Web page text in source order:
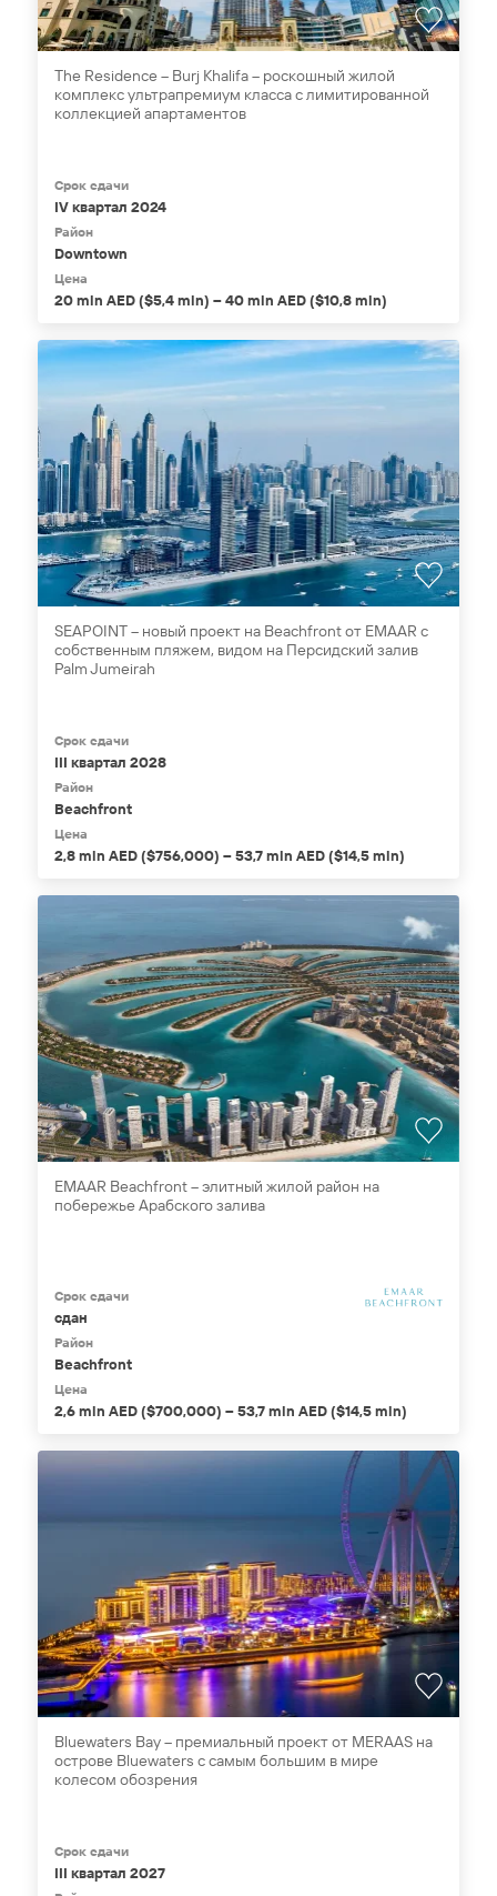
The Residence – Burj Khalifa – роскошный жилой
комплекс ультрапремиум класса с лимитированной
коллекцией апартаментов
Срок сдачи
IV квартал 2024
Район
Downtown
Цена
20 mln AED ($5,4 mln) – 40 mln AED ($10,8 mln)
SEAPOINT – новый проект на Beachfront от EMAAR с
собственным пляжем, видом на Персидский залив
Palm Jumeirah
Срок сдачи
III квартал 2028
Район
Beachfront
Цена
2,8 mln AED ($756,000) – 53,7 mln AED ($14,5 mln)
EMAAR Beachfront – элитный жилой район на
побережье Арабского залива
Срок сдачи
сдан
Район
Beachfront
Цена
2,6 mln AED ($700,000) – 53,7 mln AED ($14,5 mln)
Bluewaters Bay – премиальный проект от MERAAS на
острове Bluewaters с самым большим в мире
колесом обозрения
Срок сдачи
III квартал 2027